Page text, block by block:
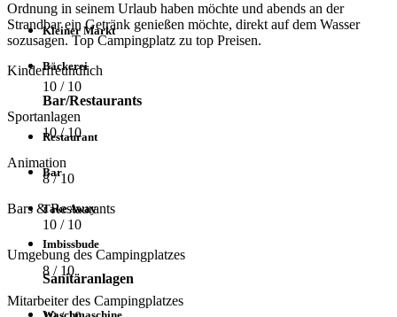
Kleiner Markt
Bäckerei
Bar/Restaurants
Restaurant
Bar
Take Away
Imbissbude
Sanitäranlagen
Ordnung in seinem Urlaub haben möchte und abends an der
Strandbar ein Getränk genießen möchte, direkt auf dem Wasser
sozusagen. Top Campingplatz zu top Preisen.
Kinderfreundlich
10 / 10
Sportanlagen
10/ 10
Animation
8/ 10
Bars & Restaurants
10 / 10
Umgebung des Campingplatzes
8 / 10
Mitarbeiter des Campingplatzes